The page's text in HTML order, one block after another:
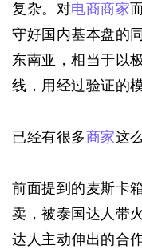
复杂。对电商商家
守好国内基本盘的
东南亚，相当于以
线，用经过验证的
已经有很多商家这
前面提到的麦斯卡
卖，被泰国达人带
达人主动伸出的合